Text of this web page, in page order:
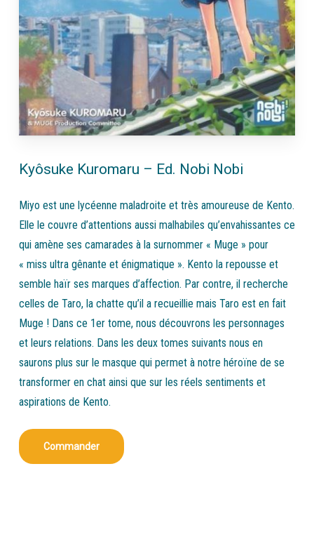
Kyôsuke Kuromaru – Ed. Nobi Nobi
Miyo est une lycéenne maladroite et très amoureuse de Kento.
Elle le couvre d’attentions aussi malhabiles qu’envahissantes ce
qui amène ses camarades à la surnommer « Muge » pour
« miss ultra gênante et énigmatique ». Kento la repousse et
semble haïr ses marques d’affection. Par contre, il recherche
celles de Taro, la chatte qu’il a recueillie mais Taro est en fait
Muge ! Dans ce 1er tome, nous découvrons les personnages
et leurs relations. Dans les deux tomes suivants nous en
saurons plus sur le masque qui permet à notre héroïne de se
transformer en chat ainsi que sur les réels sentiments et
aspirations de Kento.
Commander